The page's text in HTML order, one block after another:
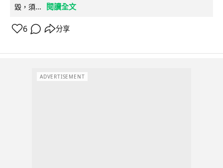
毀，須...
閱讀全文
6 分享
ADVERTISEMENT